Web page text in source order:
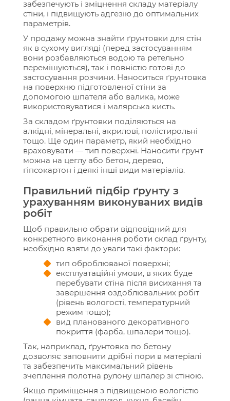
забезпечують і зміцнення складу матеріалу
стіни, і підвищують адгезію до оптимальних
параметрів.
У продажу можна знайти ґрунтовки для стін
як в сухому вигляді (перед застосуванням
вони розбавляються водою та ретельно
перемішуються), так і повністю готові до
застосування розчини. Наноситься ґрунтовка
на поверхню підготовленої стіни за
допомогою шпателя або валика, може
використовуватися і малярська кисть.
За складом ґрунтовки поділяються на
алкідні, мінеральні, акрилові, полістирольні
тощо. Ще один параметр, який необхідно
враховувати — тип поверхні. Наносити ґрунт
можна на цеглу або бетон, дерево,
гіпсокартон і деякі інші види матеріалів.
Правильний підбір ґрунту з
урахуванням виконуваних видів
робіт
Щоб правильно обрати відповідний для
конкретного виконання роботи склад ґрунту,
необхідно взяти до уваги такі фактори:
тип оброблюваної поверхні;
експлуатаційні умови, в яких буде
перебувати стіна після висихання та
завершення оздоблювальних робіт
(рівень вологості, температурний
режим тощо);
вид планованого декоративного
покриття (фарба, шпалери тощо).
Так, наприклад, ґрунтовка по бетону
дозволяє заповнити дрібні пори в матеріалі
та забезпечить максимальний рівень
зчеплення полотна рулону шпалер зі стіною.
Якщо приміщення з підвищеною вологістю